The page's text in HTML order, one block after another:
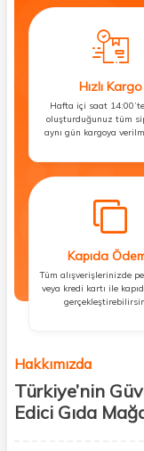
Hızlı Kargo
Hafta içi saat
oluşturduğunuz tüm
aynı gün kargoya
Kapıda
Tüm alışverişlerinizde
veya kredi kartı ile
Hakkımızda
Türkiye’nin
Edici Gıda